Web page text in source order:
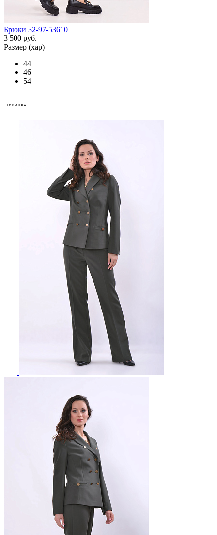
Брюки 32-97-53610
3 500 руб.
Размер (хар)
44
46
54